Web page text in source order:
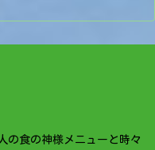
食の神様メニューと時々